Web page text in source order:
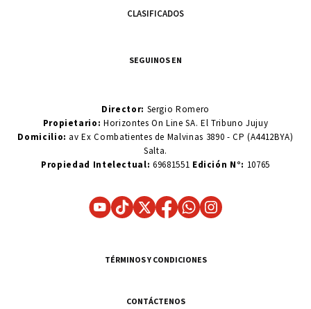
CLASIFICADOS
SEGUINOS EN
Director: Sergio Romero
Propietario:Horizontes On Line SA. El Tribuno Jujuy
Domicilio: av Ex Combatientes de Malvinas 3890 - CP (A4412BYA)
Salta.
Propiedad Intelectual: 69681551 Edición N°: 10765
TÉRMINOS Y CONDICIONES
CONTÁCTENOS